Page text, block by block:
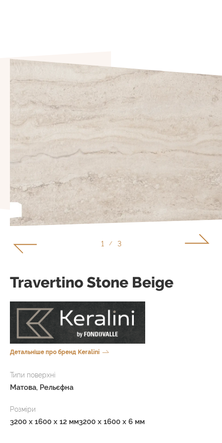
2 / 3
Travertino Stone Beige
Детальніше про бренд Keralini
Типи поверхні
Матова, Рельєфна
Розміри
3200 x 1600 x 12 мм3200 x 1600 x 6 мм